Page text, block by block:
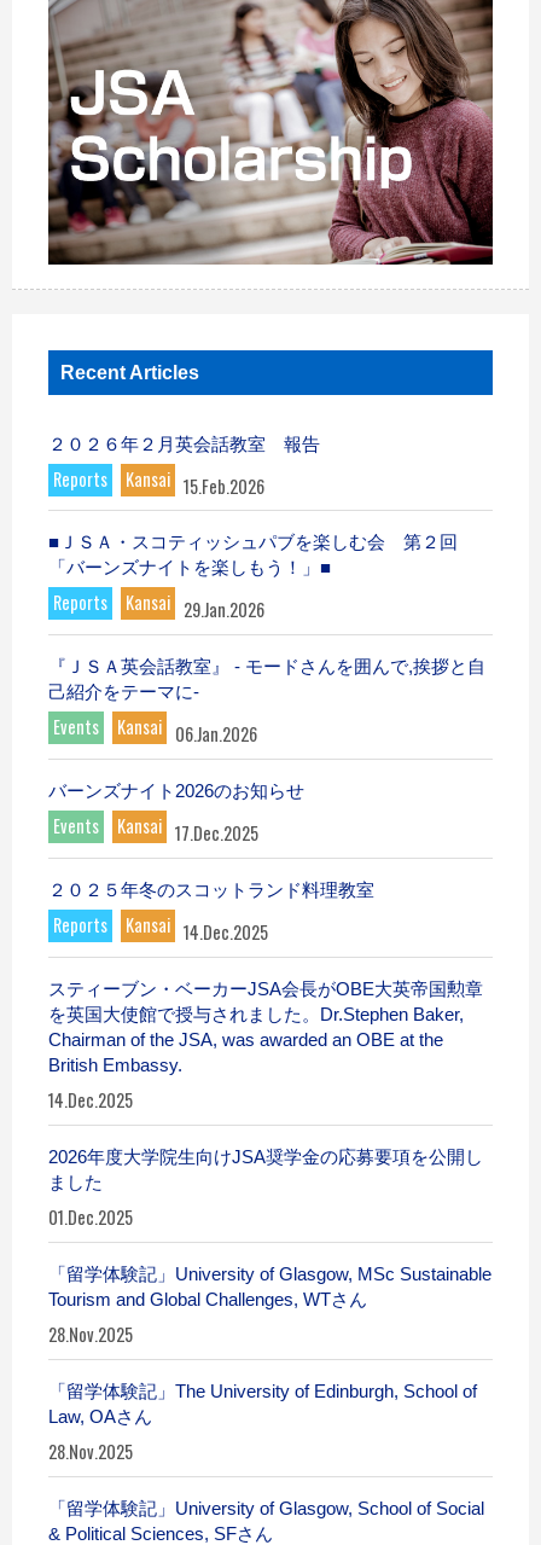
Recent Articles
２０２６年２月英会話教室 報告
Reports Kansai 15.Feb.2026
■ＪＳＡ・スコティッシュパブを楽しむ会 第２回
「バーンズナイトを楽しもう！」■
Reports Kansai 29.Jan.2026
『ＪＳＡ英会話教室』 - モードさんを囲んで,挨拶と自
己紹介をテーマに-
Events Kansai 06.Jan.2026
バーンズナイト2026のお知らせ
Events Kansai 17.Dec.2025
２０２５年冬のスコットランド料理教室
Reports Kansai 14.Dec.2025
スティーブン・ベーカーJSA会長がOBE大英帝国勲章
を英国大使館で授与されました。Dr.Stephen Baker,
Chairman of the JSA, was awarded an OBE at the
British Embassy.
14.Dec.2025
2026年度大学院生向けJSA奨学金の応募要項を公開し
ました
01.Dec.2025
「留学体験記」University of Glasgow, MSc Sustainable
Tourism and Global Challenges, WTさん
28.Nov.2025
「留学体験記」The University of Edinburgh, School of
Law, OAさん
28.Nov.2025
「留学体験記」University of Glasgow, School of Social
& Political Sciences, SFさん